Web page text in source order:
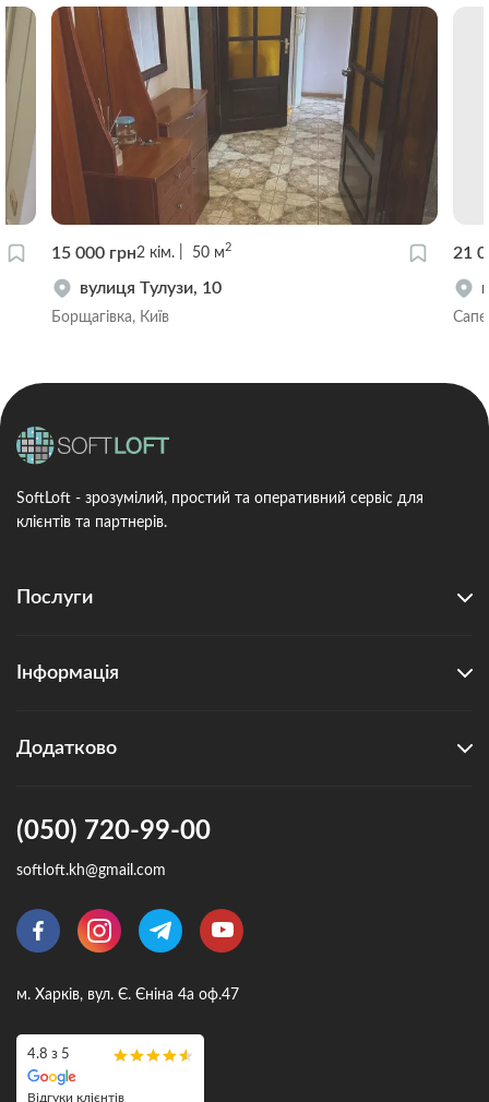
15 000 грн2 кім. 50 м2
вулиця Тулузи, 10
Борщагівка, Київ
21
SoftLoft - зрозумілий, простий та оперативний сервіс для
клієнтів та партнерів.
Послуги
Інформація
Додатково
(050) 720-99-00
softloft.kh@gmail.com
м. Харків, вул. Є. Єніна 4а оф.47
4.8 з 5
Відгуки клієнтів